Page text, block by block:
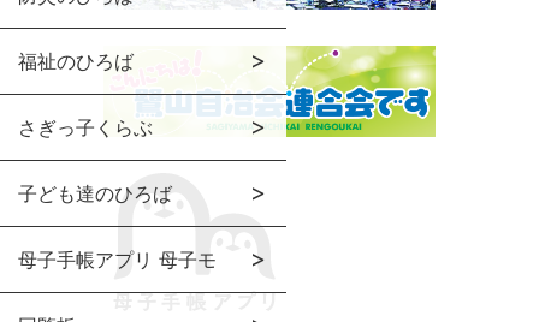
福祉のひろば
さぎっ子くらぶ
子ども達のひろば
母子手帳アプリ 母子モ